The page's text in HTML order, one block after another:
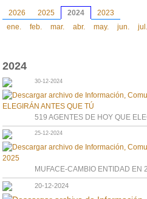
2026 2025 2024
2023
ene.
feb. mar. abr. may. jun. jul.
2024
30-12-2024
519 AGENTES DE HOY QUE
25-12-2024
MUFACE-CAMBIO ENTIDAD EN
20-12-2024